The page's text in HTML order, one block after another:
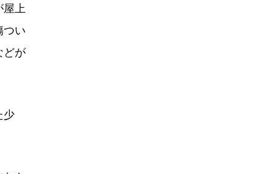
上
つい
どが
少